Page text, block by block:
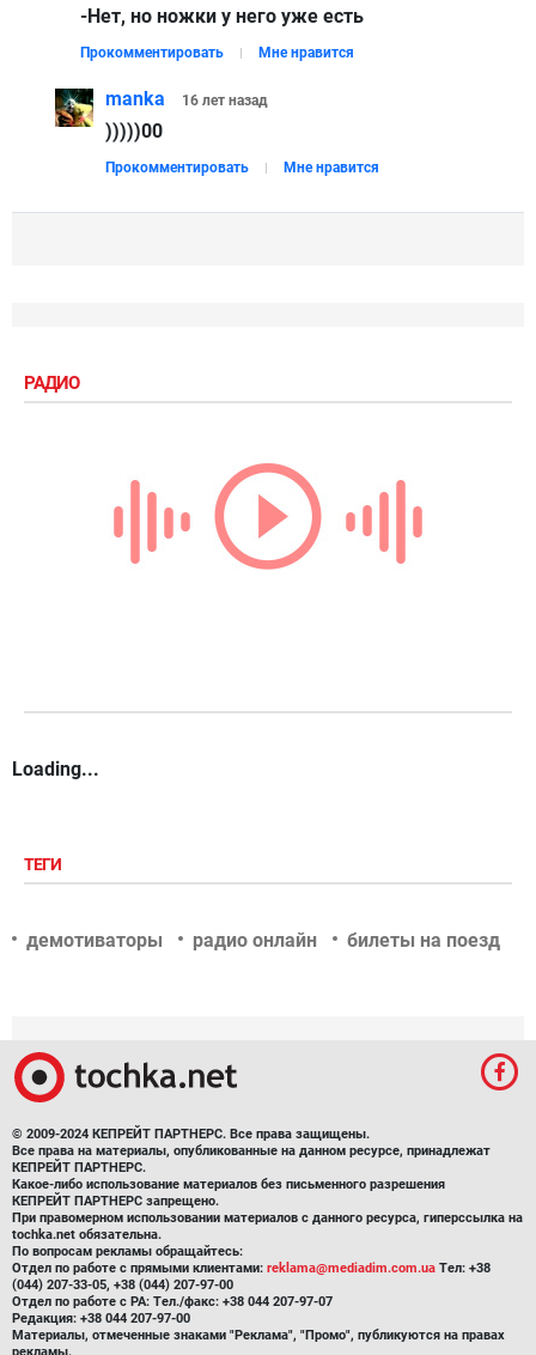
-Нет, но ножки у него уже есть
Прокомментировать Мне нравится
manka 16 лет назад
)))))00
Прокомментировать Мне нравится
РАДИО
Loading...
ТЕГИ
демотиваторы радио онлайн билеты на поезд
© 2009-2024 КЕПРЕЙТ ПАРТНЕРС. Все права защищены.
Все права на материалы, опубликованные на данном ресурсе, принадлежат
КЕПРЕЙТ ПАРТНЕРС.
Какое-либо использование материалов без письменного разрешения
КЕПРЕЙТ ПАРТНЕРС запрещено.
При правомерном использовании материалов с данного ресурса, гиперссылка на
tochka.net обязательна.
По вопросам рекламы обращайтесь:
Отдел по работе с прямыми клиентами: reklama@mediadim.com.ua Тел: +38
(044) 207-33-05, +38 (044) 207-97-00
Отдел по работе с РА: Тел./факс: +38 044 207-97-07
Редакция: +38 044 207-97-00
Материалы, отмеченные знаками "Реклама", "Промо", публикуются на правах